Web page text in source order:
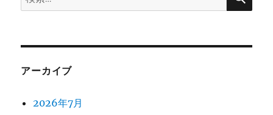
索:
アーカイブ
2026年7月